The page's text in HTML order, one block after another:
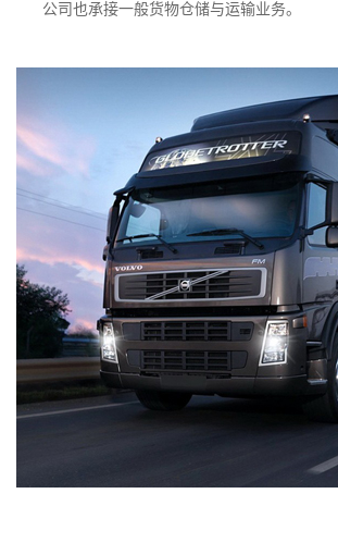
公司也承接一般货物仓储与运输业务。